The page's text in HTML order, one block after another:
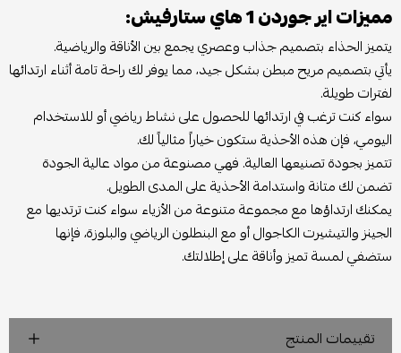
مميزات اير جوردن 1 هاي ستارفيش:
يتميز الحذاء بتصميم جذاب وعصري يجمع بين الأناقة والرياضية.
يأتي بتصميم مريح مبطن بشكل جيد، مما يوفر لك راحة تامة أثناء ارتدائها
لفترات طويلة.
سواء كنت ترغب في ارتدائها للحصول على نشاط رياضي أو للاستخدام
اليومي، فإن هذه الأحذية ستكون خياراً مثالياً لك.
تتميز بجودة تصنيعها العالية. فهي مصنوعة من مواد عالية الجودة
تضمن لك متانة واستدامة الأحذية على المدى الطويل.
يمكنك ارتداؤها مع مجموعة متنوعة من الأزياء سواء كنت ترتديها مع
الجينز والتيشيرت الكاجوال أو مع البنطلون الرياضي والبلوزة، فإنها
ستضفي لمسة تميز وأناقة على إطلالتك.
تقييمات المنتج